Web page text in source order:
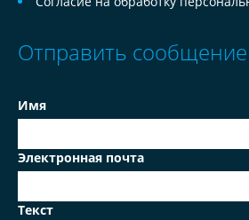
Отправить сообщение
Имя
Электронная почта
Текст